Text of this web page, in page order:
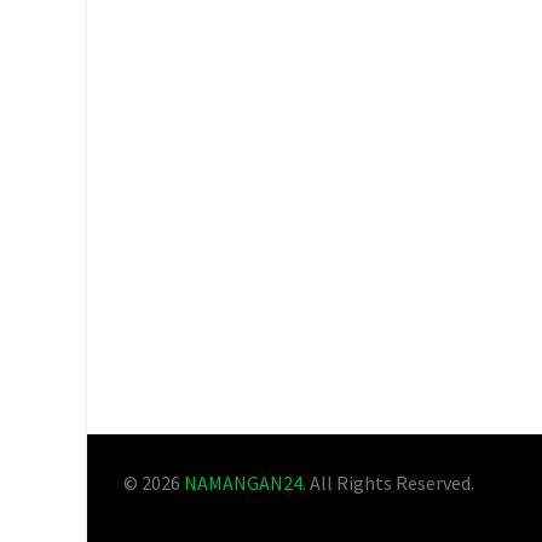
© 2026 NAMANGAN24. All Rights Reserved.